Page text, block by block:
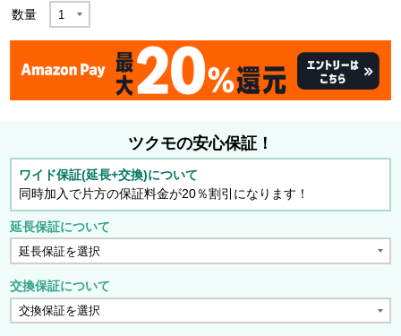
数量
ツクモの安心保証！
ワイド保証(延長+交換)について
同時加入で片方の保証料金が20％割引になります！
延長保証について
交換保証について